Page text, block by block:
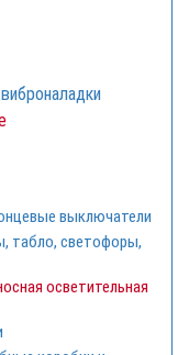
выключатели
табло, светофоры,
осветительная